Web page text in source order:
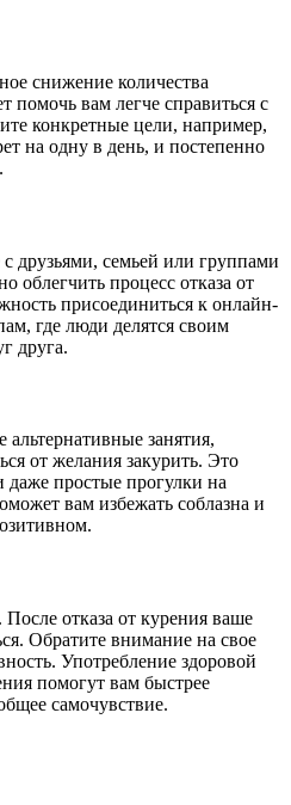
снижение количества
помочь вам легче справиться с
конкретные цели, например,
на одну в день, и постепенно
друзьями, семьей или группами
облегчить процесс отказа от
присоединиться к онлайн-
где люди делятся своим
друга.
занятия,
от желания закурить. Это
простые прогулки на
вам избежать соблазна и
отказа от курения ваше
Обратите внимание на свое
Употребление здоровой
помогут вам быстрее
самочувствие.